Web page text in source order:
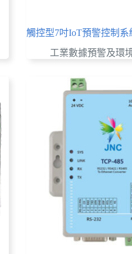
觸控型7吋IoT預警控制系
工業數據預警及環